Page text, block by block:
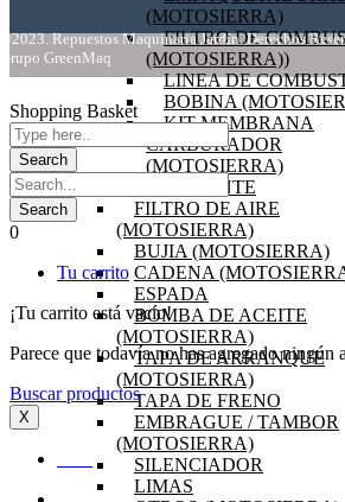
(MOTOSIERRA)
FILTRO DE
(MOTOSIERRA))
LINEA DE
BOBINA
KIT MEMBRANA
CARBURADOR
(MOTOSIERRA)
VOLANTE
FILTRO DE AIRE
(MOTOSIERRA)
BUJIA (MOTOSIERRA)
CADENA
ESPADA
BOMBA DE ACEITE
(MOTOSIERRA)
TAPA DE ARRANQUE
(MOTOSIERRA)
TAPA DE FRENO
EMBRAGUE / TAMBOR
(MOTOSIERRA)
SILENCIADOR
LIMAS
©2023. Repuestos Maquinaria Jardín. Derechos
Grupo GreenMaq
Shopping Basket
0
Tu carrito
¡Tu carrito está vacío!
Parece que todavía no has agregado ningún
Buscar productos
X